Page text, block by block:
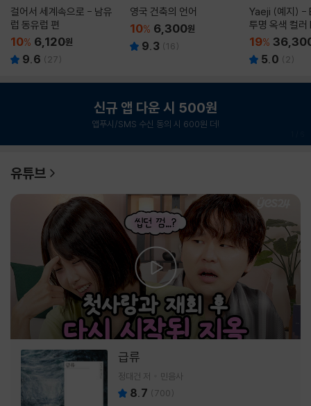
걸어서 세계속으로 - 남유
럽 동유럽 편
10% 6,120원
9.6 ( 27)
영국 건축의 언어
10% 6,300원
9.3 (16)
Yaeji (예지) -
투명 옥색 컬
19%
5.0 ( 2)
신규 앱 다운 시 500원
앱푸시/SMS 수신 동의 시 600원 더!
유튜브
급류
정대건 저 민음사
8.7 (700)